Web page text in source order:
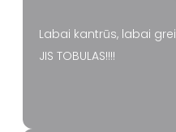
Labai kantrūs, labai
JIS TOBULAS!!!!